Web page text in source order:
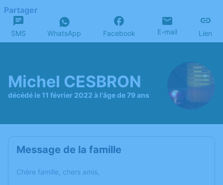
Partager
SMS WhatsApp Facebook E-mail Lien
Michel CESBRON
décédé le 11 février 2022 à l'âge de 79 ans
Message de la famille
Chère famille, chers amis,